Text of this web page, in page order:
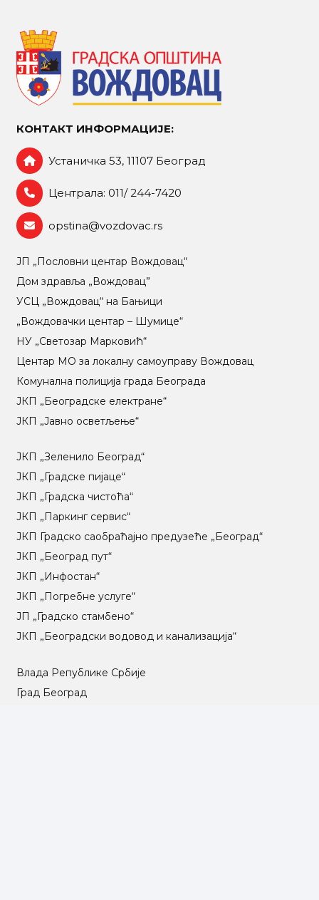
КОНТАКТ ИНФОРМАЦИЈЕ:
Устаничка 53, 11107 Београд
Централа: 011/ 244-7420
opstina@vozdovac.rs
ЈП „Пословни центар Вождовац“
Дом здравља „Вождовац”
УСЦ „Вождовац“ на Бањици
„Вождовачки центар – Шумице“
НУ „Светозар Марковић“
Центар МO за локалну самоуправу Вождовац
Комунална полиција града Београда
ЈКП „Београдске електране“
ЈКП „Јавно осветљење“
ЈКП „Зеленило Београд“
ЈКП „Градске пијаце“
ЈКП „Градска чистоћа“
ЈКП „Паркинг сервис“
ЈКП Градско саобраћајно предузеће „Београд“
ЈКП „Београд пут“
ЈКП „Инфостан“
ЈКП „Погребне услуге“
ЈП „Градско стамбено“
ЈКП „Београдски водовод и канализација“
Влада Републике Србије
Град Београд